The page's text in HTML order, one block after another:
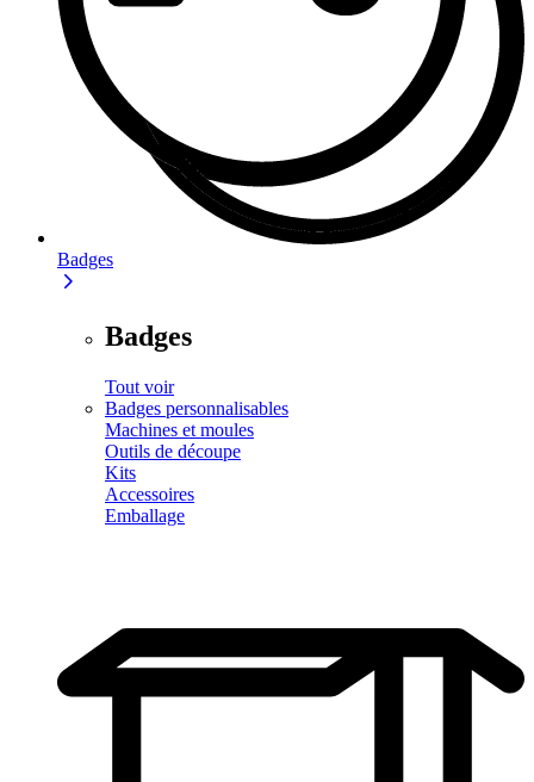
Badges
Badges
Tout voir
Badges personnalisables
Machines et moules
Outils de découpe
Kits
Accessoires
Emballage